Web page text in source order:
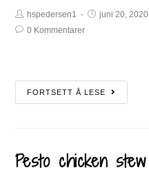
hspedersen1 juni 20, 2020
0 Kommentarer
FORTSETT Å LESE
Pesto chicken stew